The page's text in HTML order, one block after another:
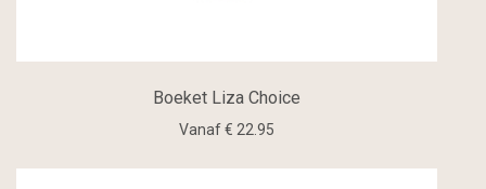
Boeket Liza Choice
Vanaf € 22.95